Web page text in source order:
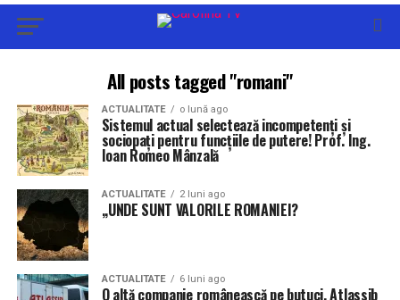
All posts tagged "romani"
ACTUALITATE o lună ago
Sistemul actual selectează incompetenți și
sociopați pentru funcțiile de putere! Prof. Ing.
Ioan Romeo Mânzală
ACTUALITATE 2 luni ago
,,UNDE SUNT VALORILE ROMANIEI?
ACTUALITATE 6 luni ago
O altă companie românească pe butuci. Atlassib